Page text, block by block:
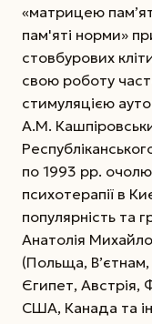
«матрицею
пам'яті норми»
стовбурових
свою роботу
стимуляцією
А.М.
по 1993 рр.
психотерапії в
популярність та
Анатолія
(Польща, В’єтнам,
Єгипет, Австрія,
США, Канада та